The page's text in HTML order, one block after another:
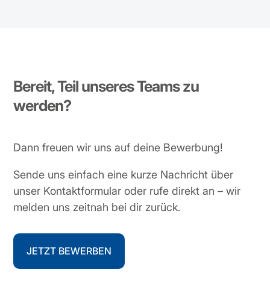
Bereit, Teil unseres Teams zu
werden?
Dann freuen wir uns auf deine Bewerbung!
Sende uns einfach eine kurze Nachricht über
unser Kontaktformular oder rufe direkt an – wir
melden uns zeitnah bei dir zurück.
JETZT BEWERBEN